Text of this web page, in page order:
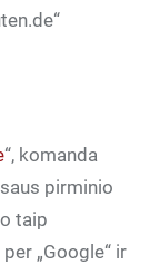
“, komanda
pirminio
taip
„Google“ ir